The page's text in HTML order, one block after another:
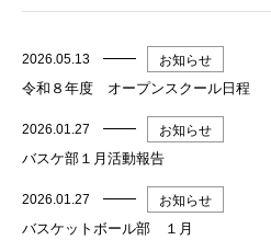
2026.05.13 お知らせ
令和８年度 オープンスクール日程
2026.01.27 お知らせ
バスケ部１月活動報告
2026.01.27 お知らせ
バスケットボール部 １月